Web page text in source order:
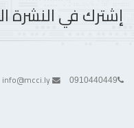
إشترك في النشرة
0910440449
info@mcci.ly